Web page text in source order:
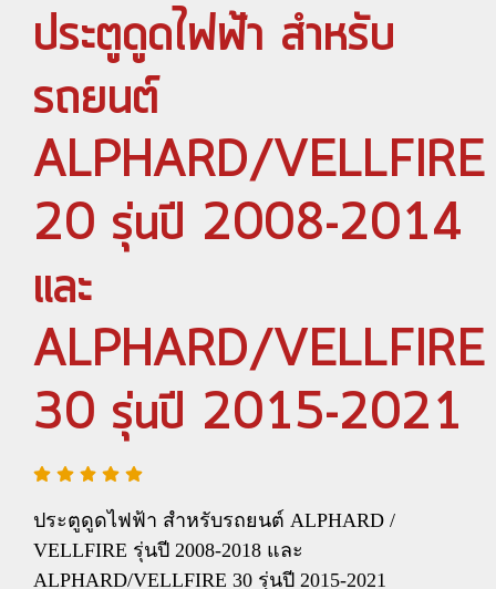
ประตูดูดไฟฟ้า สำหรับ
รถยนต์
ALPHARD/VELLFIRE
20 รุ่นปี 2008-2014
และ
ALPHARD/VELLFIRE
30 รุ่นปี 2015-2021
ประตูดูดไฟฟ้า สำหรับรถยนต์ ALPHARD /
VELLFIRE รุ่นปี 2008-2018 และ
ALPHARD/VELLFIRE 30 รุ่นปี 2015-2021